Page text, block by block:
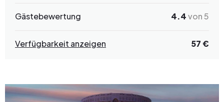
Gästebewertung 4.4von 5
Verfügbarkeit anzeigen 57 €